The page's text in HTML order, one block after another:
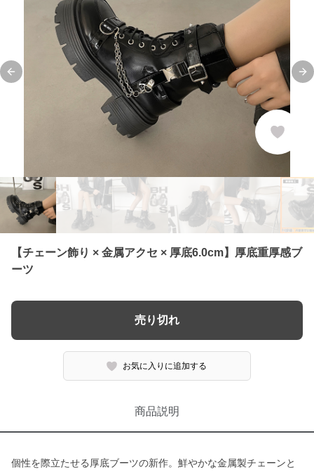
Previous slide
【チェーン飾り × 金属アクセ × 厚底6.0cm】厚底重厚感ブ
ーツ
売り切れ
お気に入りに追加する
商品説明
個性を際立たせる厚底ブーツの新作。鮮やかな金属製チェーンと